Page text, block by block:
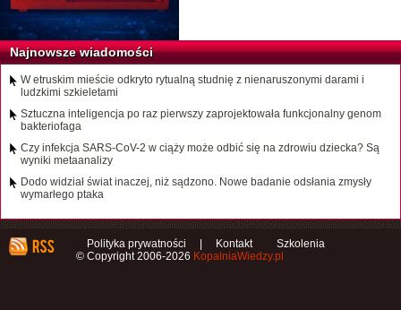
Najnowsze wiadomości
W etruskim mieście odkryto rytualną studnię z nienaruszonymi darami i
ludzkimi szkieletami
Sztuczna inteligencja po raz pierwszy zaprojektowała funkcjonalny genom
bakteriofaga
Czy infekcja SARS-CoV-2 w ciąży może odbić się na zdrowiu dziecka? Są
wyniki metaanalizy
Dodo widział świat inaczej, niż sądzono. Nowe badanie odsłania zmysły
wymarłego ptaka
Polityka prywatności | Kontakt
Szkolenia
© Copyright 2006-2026 KopalniaWiedzy.pl